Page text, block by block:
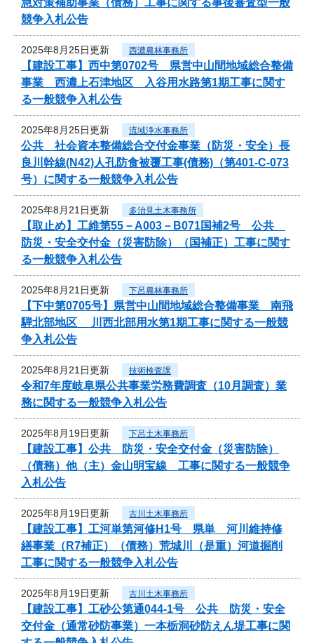
競争入札公告
2025年8月25日更新 西濃農林事務所
【建設工事】西中第0702号 県営中山間地域総合整備
事業 西濃上石津地区 入谷用水路第1期工事に関す
る一般競争入札公告
2025年8月25日更新 流域浄水事務所
公共 社会資本整備総合交付金事業（防災・安全）長
良川幹線(N42)人孔防食被覆工事(債務)（第401-C-073
号）に関する一般競争入札公告
2025年8月21日更新 多治見土木事務所
【取止め】工維第55－A003－B071国補2号 公共
防災・安全交付金（災害防除）（国補正）工事に関す
る一般競争入札公告
2025年8月21日更新 下呂農林事務所
【下中第0705号】県営中山間地域総合整備事業 南飛
騨北部地区 川西北部用水第1期工事に関する一般競
争入札公告
2025年8月21日更新 技術検査課
令和7年度岐阜県公共事業労務費調査（10月調査）業
務に関する一般競争入札公告
2025年8月19日更新 下呂土木事務所
【建設工事】公共 防災・安全交付金（災害防除）
（債務）他（主）金山明宝線 工事に関する一般競争
入札公告
2025年8月19日更新 古川土木事務所
【建設工事】工河単第河修H1号 県単 河川維持修
繕事業（R7補正）（債務）荒城川（是重）河道掘削
工事に関する一般競争入札公告
2025年8月19日更新 古川土木事務所
【建設工事】工砂公第通044-1号 公共 防災・安全
交付金（通常砂防事業）一本栃洞砂防えん堤工事に関